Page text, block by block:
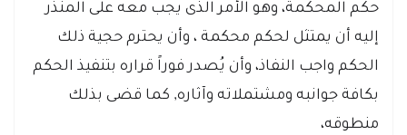
حكم المحكمة، وهو الأمر الذى يجب معه على المنذر
إليه أن يمتثل لحكم محكمة ، وأن يحترم حجية ذلك
الحكم واجب النفاذ، وأن يُصدر فوراً قراره بتنفيذ الحكم
بكافة جوانبه ومشتملاته وآثاره, كما قضى بذلك
منطوقه،